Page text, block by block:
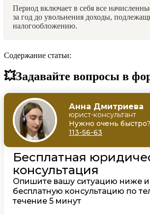
Период включает в себя все
за год до увольнения доходы,
налогообложению.
Содержание статьи:
💥Задавайте вопросы в